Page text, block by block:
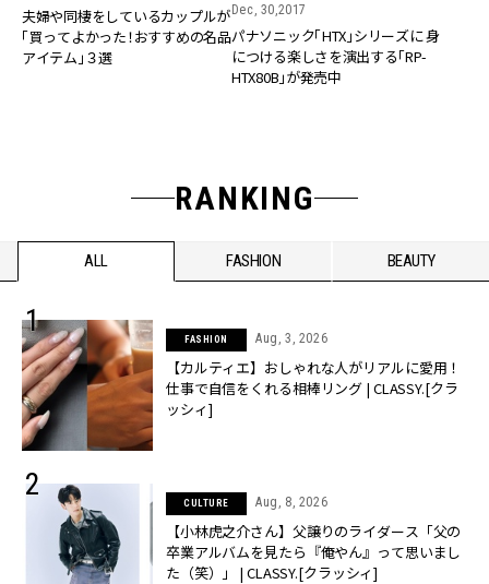
夫婦や同棲をしているカップルが
「買ってよかった！おすすめの名品
アイテム」３選
Dec, 30,2017
パナソニック「HTX」シリーズに 身
につける楽しさを演出する「RP-
HTX80B」が発売中
RANKING
ALL FASHION BEAUTY
FASHION Aug, 3, 2026
【カルティエ】おしゃれな人がリアルに愛用！
仕事で自信をくれる相棒リング | CLASSY.[クラ
ッシィ]
CULTURE Aug, 8, 2026
【小林虎之介さん】父譲りのライダース「父の
卒業アルバムを見たら『俺やん』って思いまし
た（笑）」 | CLASSY.[クラッシィ]